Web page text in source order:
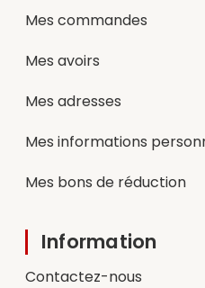
Mes commandes
Mes avoirs
Mes adresses
Mes informations
Mes bons de réduction
Information
Contactez-nous